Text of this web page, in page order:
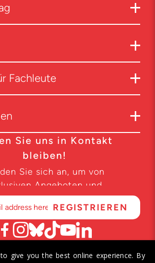
Fachleute
Sie uns in Kontakt
bleiben!
Sie sich an, um von
Angeboten und
zu erfahren.
give you the best online experience. By